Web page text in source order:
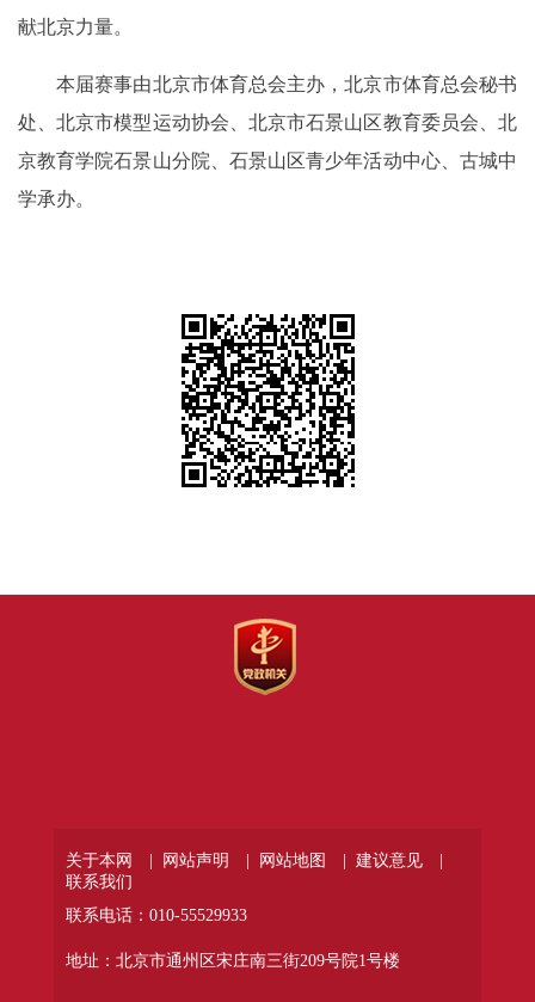
献北京力量。
本届赛事由北京市体育总会主办，北京市体育总会秘书
处、北京市模型运动协会、北京市石景山区教育委员会、北
京教育学院石景山分院、石景山区青少年活动中心、古城中
学承办。
关于本网 | 网站声明 | 网站地图 | 建议意见 |
联系我们
联系电话：010-55529933
地址：北京市通州区宋庄南三街209号院1号楼